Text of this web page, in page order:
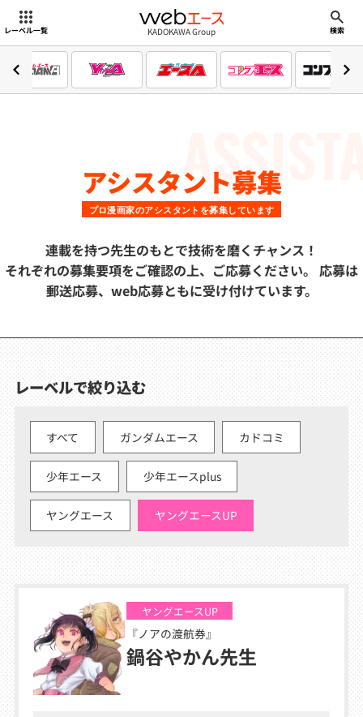
レーベル一覧 webエース
KADOKAWA Group 検索
アシスタント募集
プロ漫画家のアシスタントを募集しています
連載を持つ先生のもとで技術を磨くチャンス！
それぞれの募集要項をご確認の上、ご応募ください。 応募は
郵送応募、web応募ともに受け付けています。
レーベルで絞り込む
すべて ガンダムエース カドコミ
少年エース 少年エースplus
ヤングエース ヤングエースUP
ヤングエースUP
『ノアの渡航券』
鍋谷やかん先生